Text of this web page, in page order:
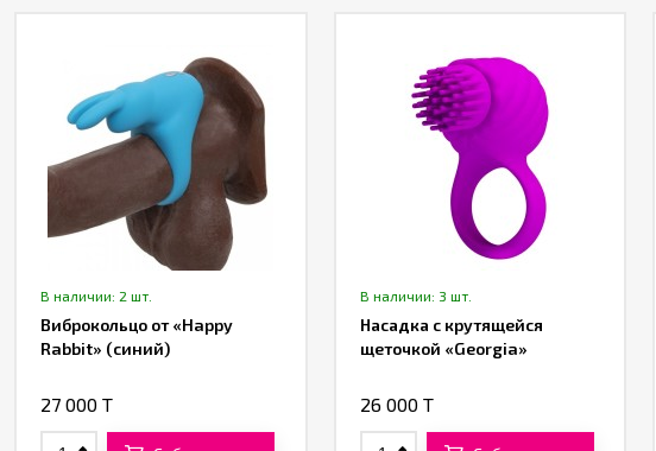
В наличии: 2 шт.
Виброкольцо от «Happy
Rabbit» (синий)
27 000 T
В наличии: 3 шт.
Насадка с крутящейся
щеточкой «Georgia»
26 000 T